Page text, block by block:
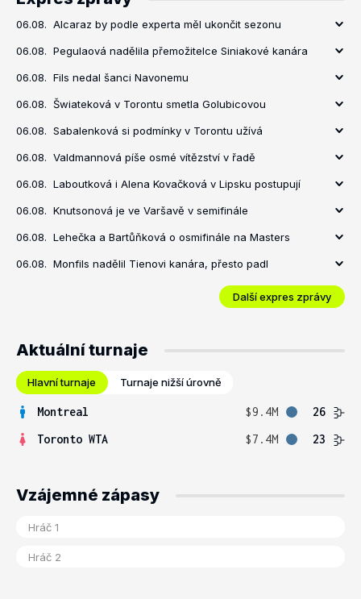
06.08. Alcaraz by podle experta měl ukončit sezonu
06.08. Pegulaová nadělila přemožitelce Siniakové kanára
06.08. Fils nedal šanci Navonemu
06.08. Šwiateková v Torontu smetla Golubicovou
06.08. Sabalenková si podmínky v Torontu užívá
06.08. Valdmannová píše osmé vítězství v řadě
06.08. Laboutková i Alena Kovačková v Lipsku postupují
06.08. Knutsonová je ve Varšavě v semifinále
06.08. Lehečka a Bartůňková o osmifinále na Masters
06.08. Monfils nadělil Tienovi kanára, přesto padl
Další expres zprávy
Aktuální turnaje
Hlavní turnaje Turnaje nižší úrovně
Montreal $9.4M
26
Toronto WTA
$7.4M 23
Vzájemné zápasy